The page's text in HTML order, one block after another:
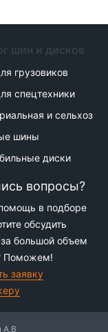
шин и дисков
грузовиков
спецтехники
и сельхоз
шины
диски
вопросы?
в подборе
обсудить
большой объем
Поможем!
заявку
А.В